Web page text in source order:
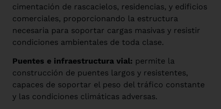
cimentación de rascacielos, residencias, y edificios
comerciales, proporcionando la estructura
necesaria para soportar cargas masivas y resistir
condiciones ambientales de toda clase.
Puentes e infraestructura vial: permite la
construcción de puentes largos y resistentes,
capaces de soportar el peso del tráfico constante
y las condiciones climáticas adversas.